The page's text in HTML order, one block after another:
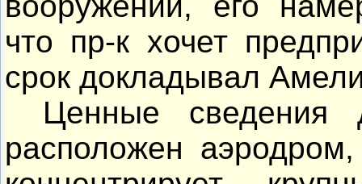
что пр-к хочет
срок докладывал
Ценные сведения
расположен